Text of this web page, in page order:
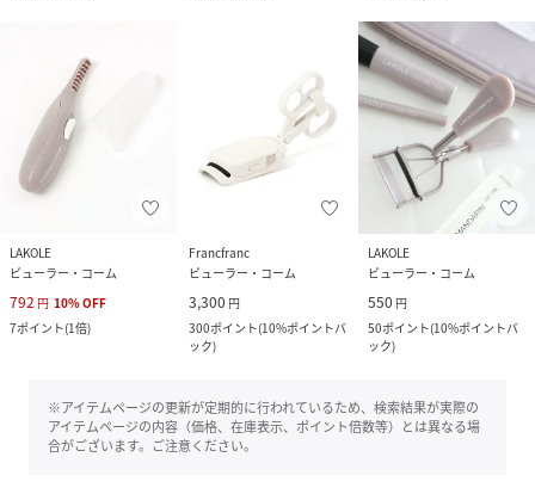
LAKOLE
ビューラー・コーム
792 円 10%OFF
7ポイント(1倍)
Francfranc
ビューラー・コーム
3,300 円
300ポイント(10%ポイントバ
ック)
LAKOLE
ビューラー・コーム
550 円
50ポイント(10%ポイントバ
ック)
※アイテムページの更新が定期的に行われているため、検索結果が実際の
アイテムページの内容（価格、在庫表示、ポイント倍数等）とは異なる場
合がございます。ご注意ください。